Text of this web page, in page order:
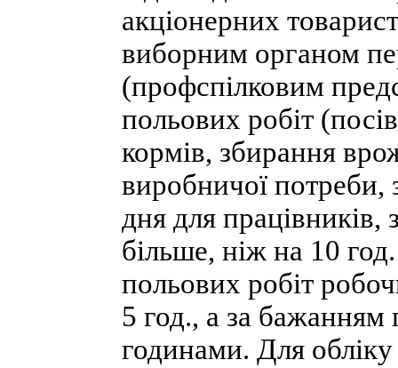
акціонерних
виборним органом
(профспілковим
польових робіт
кормів, збирання
виробничої потреби,
дня для працівників,
більше, ніж на 10
польових робіт
5 год., а за
годинами. Для